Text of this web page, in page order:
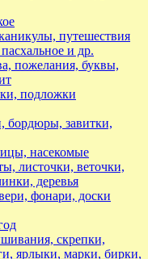
путешествия
и др.
пожелания, буквы,
подложки
бордюры, завитки,
насекомые
листочки, веточки,
деревья
фонари, доски
скрепки,
ярлыки, марки, бирки,